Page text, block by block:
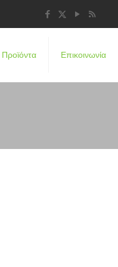
Προϊόντα Επικοινωνία